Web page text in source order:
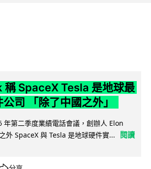
稱 SpaceX Tesla 是地球最
司 「除了中國之外」
年第二季度業績電話會議，創辦人 Elon
外 SpaceX 與 Tesla 是地球硬件實...
閱讀